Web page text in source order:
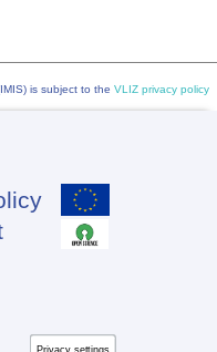
is subject to the VLIZ privacy policy
Privacy settings